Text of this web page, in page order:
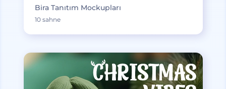
Bira Tanıtım Mockupları
10 sahne